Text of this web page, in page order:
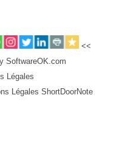
<<
SoftwareOK.com
Légales
Légales ShortDoorNote